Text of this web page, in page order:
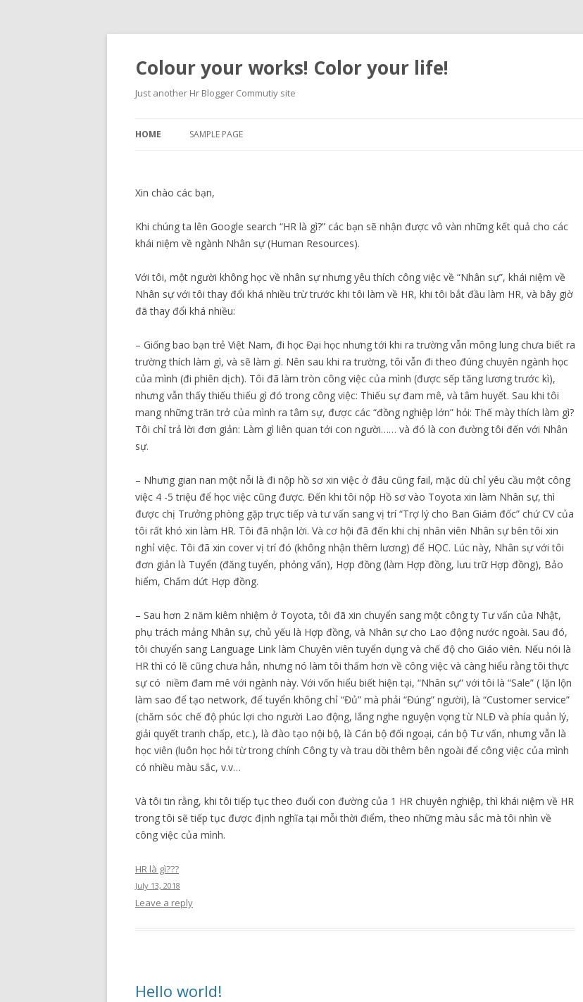
Colour your works! Color your life!
Just another Hr Blogger Commutiy site
HOME SAMPLE PAGE
Xin chào các bạn,
Khi chúng ta lên Google search “HR là gì?” các bạn sẽ nhận được vô vàn những kết quả cho các
khái niệm về ngành Nhân sự (Human Resources).
Với tôi, một người không học về nhân sự nhưng yêu thích công việc về “Nhân sự”, khái niệm về
Nhân sự với tôi thay đổi khá nhiều trừ trước khi tôi làm về HR, khi tôi bắt đầu làm HR, và bây giờ
đã thay đổi khá nhiều:
– Giống bao bạn trẻ Việt Nam, đi học Đại học nhưng tới khi ra trường vẫn mông lung chưa biết ra
trường thích làm gì, và sẽ làm gì. Nên sau khi ra trường, tôi vẫn đi theo đúng chuyên ngành học
của mình (đi phiên dịch). Tôi đã làm tròn công việc của mình (được sếp tăng lương trước kì),
nhưng vẫn thấy thiếu thiếu gì đó trong công việc: Thiếu sự đam mê, và tâm huyết. Sau khi tôi
mang những trăn trở của mình ra tâm sự, được các “đồng nghiệp lớn” hỏi: Thế mày thích làm gì?
Tôi chỉ trả lời đơn giản: Làm gì liên quan tới con người…… và đó là con đường tôi đến với Nhân
sự.
– Nhưng gian nan một nỗi là đi nộp hồ sơ xin việc ở đâu cũng fail, mặc dù chỉ yêu cầu một công
việc 4 -5 triệu để học việc cũng được. Đến khi tôi nộp Hồ sơ vào Toyota xin làm Nhân sự, thì
được chị Trưởng phòng gặp trực tiếp và tư vấn sang vị trí “Trợ lý cho Ban Giám đốc” chứ CV của
tôi rất khó xin làm HR. Tôi đã nhận lời. Và cơ hội đã đến khi chị nhân viên Nhân sự bên tôi xin
nghỉ việc. Tôi đã xin cover vị trí đó (không nhận thêm lương) để HỌC. Lúc này, Nhân sự với tôi
đơn giản là Tuyển (đăng tuyển, phỏng vấn), Hợp đồng (làm Hợp đồng, lưu trữ Hợp đồng), Bảo
hiểm, Chấm dứt Hợp đồng.
– Sau hơn 2 năm kiêm nhiệm ở Toyota, tôi đã xin chuyển sang một công ty Tư vấn của Nhật,
phụ trách mảng Nhân sự, chủ yếu là Hợp đồng, và Nhân sự cho Lao động nước ngoài. Sau đó,
tôi chuyển sang Language Link làm Chuyên viên tuyển dụng và chế độ cho Giáo viên. Nếu nói là
HR thì có lẽ cũng chưa hẳn, nhưng nó làm tôi thấm hơn về công việc và càng hiểu rằng tôi thực
sự có niềm đam mê với ngành này. Với vốn hiểu biết hiện tại, “Nhân sự” với tôi là “Sale” ( lặn lộn
làm sao để tạo network, để tuyển không chỉ “Đủ” mà phải “Đúng” người), là “Customer service”
(chăm sóc chế độ phúc lợi cho người Lao động, lắng nghe nguyện vọng từ NLĐ và phía quản lý,
giải quyết tranh chấp, etc.), là đào tạo nội bộ, là Cán bộ đối ngoại, cán bộ Tư vấn, nhưng vẫn là
học viên (luôn học hỏi từ trong chính Công ty và trau dồi thêm bên ngoài để công việc của mình
có nhiều màu sắc, v.v…
Và tôi tin rằng, khi tôi tiếp tục theo đuổi con đường của 1 HR chuyên nghiệp, thì khái niệm về HR
trong tôi sẽ tiếp tục được định nghĩa tại mỗi thời điểm, theo những màu sắc mà tôi nhìn về
công việc của mình.
HR là gì???
July 13, 2018
Leave a reply
Hello world!